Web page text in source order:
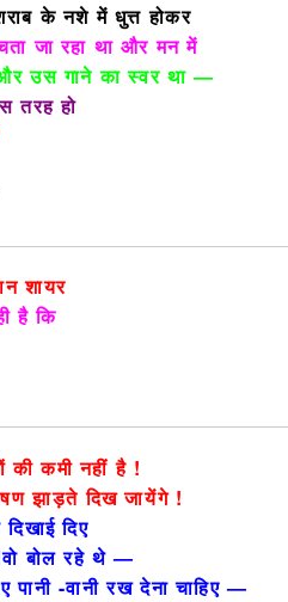
के नशे में धुत्त होकर
जा रहा था और मन में
उस गाने का स्वर था —
तरह हो
शायर
है कि
की कमी नहीं है !
झाड़ते दिख जायेंगे !
दिए
बोल रहे थे —
पानी -वानी रख देना चाहिए —